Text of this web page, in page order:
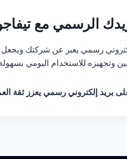
الرسمي مع
رسمي يعبر عن شركتك ويجعل
وتجهيزه للاستخدام اليومي
بريد إلكتروني رسمي يعزز ثقة